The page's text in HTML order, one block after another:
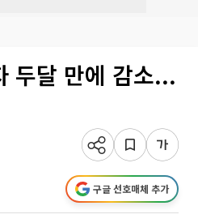
두달 만에 감소...
구글 선호매체 추가